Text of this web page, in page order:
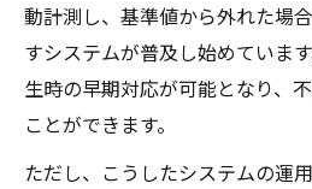
動計測し、基準値から外れた場
すシステムが普及し始めていま
生時の早期対応が可能となり、
ことができます。
ただし、こうしたシステムの運